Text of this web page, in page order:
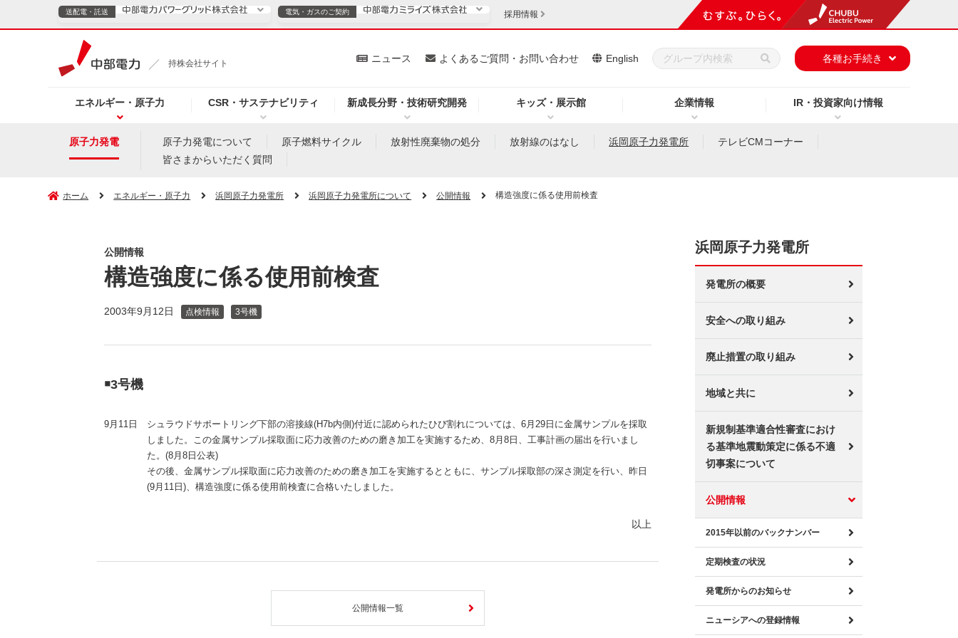
持株会社サイト
エネルギー・原子力 CSR・サステナビリティ 新成長分野・技術研究開発 キッズ・展示館 企業情報 IR・投資家向け情報
ニュース よくあるご質問・お問い合わせ English 各種お手続き
送配電・託送 電気・ガスのご契約
電気・ガスのご契約
プレスリリース（新しいウィンドウを開きます）
採用情報
原子力発電 原子力発電について 原子燃料サイクル 放射性廃棄物の処分 放射線のはなし 浜岡原子力発電所
テレビCMコーナー
皆さまからいただく質問
ホーム エネルギー・原子力 浜岡原子力発電所 浜岡原子力発電所について 公開情報 構造強度に係る使用前検査
公開情報
構造強度に係る使用前検査
2003年9月12日 点検情報 3号機
￭3号機
9月11日 シュラウドサポートリング下部の溶接線(H7b内側)付近に認められたひび割れについては、6月29日に金属サンプルを採取
しました。この金属サンプル採取面に応力改善のための磨き加工を実施するため、8月8日、工事計画の届出を行いまし
た。(8月8日公表)
その後、金属サンプル採取面に応力改善のための磨き加工を実施するとともに、サンプル採取部の深さ測定を行い、昨日
(9月11日)、構造強度に係る使用前検査に合格いたしました。
以上
公開情報一覧
浜岡原子力発電所
発電所の概要
安全への取り組み
廃止措置の取り組み
地域と共に
新規制基準適合性審査におけ
る基準地震動策定に係る不適
切事案について
公開情報
2015年以前のバックナンバー
定期検査の状況
発電所からのお知らせ
ニューシアへの登録情報